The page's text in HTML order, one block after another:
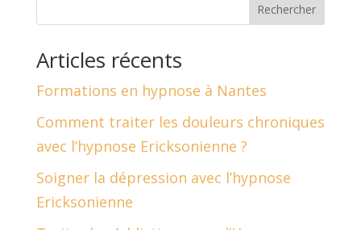
Rechercher
Articles récents
Formations en hypnose à Nantes
Comment traiter les douleurs chroniques
avec l’hypnose Ericksonienne ?
Soigner la dépression avec l’hypnose
Ericksonienne